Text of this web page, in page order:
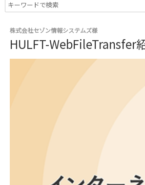
株式会社セゾン情報システムズ様
HULFT-WebFileTransfer